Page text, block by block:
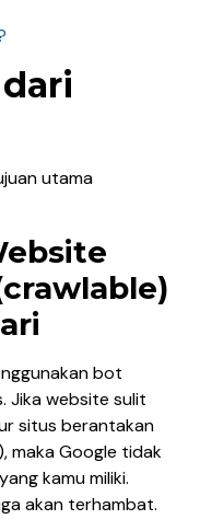
utama
bot
Jika website sulit
situs berantakan
maka Google tidak
kamu miliki.
akan terhambat.